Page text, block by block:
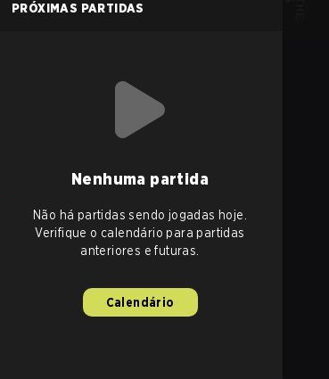
PRÓXIMAS PARTIDAS
Nenhuma partida
Não há partidas sendo jogadas hoje.
Verifique o calendário para partidas
anteriores e futuras.
Calendário